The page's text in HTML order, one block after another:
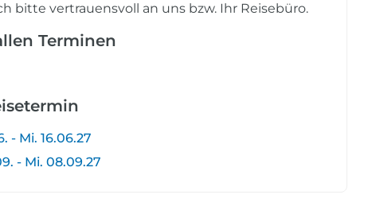
bitte vertrauensvoll an uns bzw. Ihr Reisebüro.
Terminen
- Mi. 16.06.27
- Mi. 08.09.27